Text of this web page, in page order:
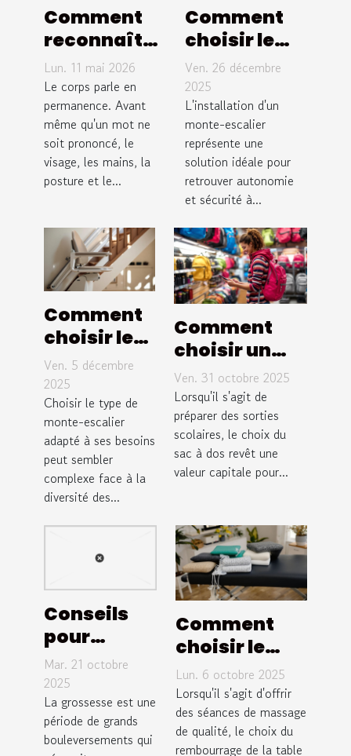
Comment
reconnaître
et analyser
les
expressions
corporelles
?
Lun. 11 mai 2026
Le corps parle en
permanence. Avant
même qu'un mot ne
soit prononcé, le
visage, les mains, la
posture et le...
Comment
choisir le
monte-
escalier
adapté à
vos besoins
?
Ven. 26 décembre
2025
L'installation d'un
monte-escalier
représente une
solution idéale pour
retrouver autonomie
et sécurité à...
Comment
choisir le
type de
monte-
escalier
adapté à
vos
besoins ?
Ven. 5 décembre
2025
Choisir le type de
monte-escalier
adapté à ses besoins
peut sembler
complexe face à la
diversité des...
Comment
choisir un
sac à dos
ergonomique
pour des
sorties
scolaires ?
Ven. 31 octobre 2025
Lorsqu'il s'agit de
préparer des sorties
scolaires, le choix du
sac à dos revêt une
valeur capitale pour...
Conseils
pour
choisir les
meilleurs
soutiens
durant la
grossesse
Mar. 21 octobre
2025
La grossesse est une
période de grands
bouleversements qui
Comment
choisir le
rembourrage
idéal pour
votre table
de massage ?
Lun. 6 octobre 2025
Lorsqu'il s'agit d'offrir
des séances de massage
de qualité, le choix du
rembourrage de la table